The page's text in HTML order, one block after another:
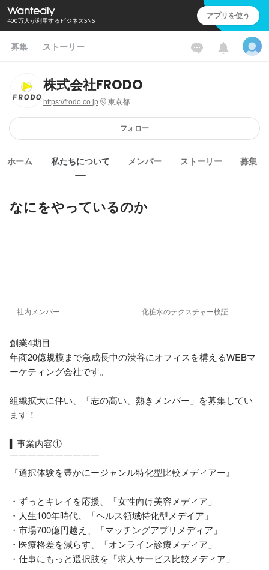
400万人が利用するビジネスSNS アプリを使う
募集 ストーリー
株式会社FRODO
https://frodo.co.jp 東京都
フォロー
ホーム 私たちについて メンバー ストーリー 募集
なにをやっているのか
社内メンバー 化粧水のテクスチャー検証
創業4期目
年商20億規模まで急成長中の渋谷にオフィスを構えるWEBマ
ーケティング会社です。
組織拡大に伴い、「志の高い、熱きメンバー」を募集してい
ます！
▍事業内容①
￣￣￣￣￣￣￣￣￣￣
『選択体験を豊かにージャンル特化型比較メディアー』
・ずっとキレイを応援、「女性向け美容メディア」
・人生100年時代、「ヘルス領域特化型メデイア」
・市場700億円越え、「マッチングアプリメディア」
・医療格差を減らす、「オンライン診療メディア」
・仕事にもっと選択肢を「求人サービス比較メディア」